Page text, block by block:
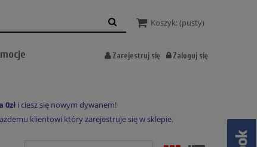
Koszyk:(pusty)
Zarejestruj się Zaloguj się
0złi ciesz się nowym dywanem!
klientowi który zarejestruje się w sklepie.